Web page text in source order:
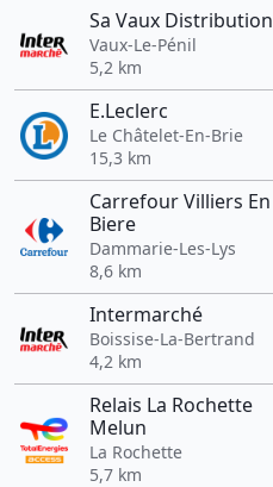
Sa Vaux Distribution
Vaux-Le-Pénil
5,2 km
E.Leclerc
Le Châtelet-En-Brie
15,3 km
Carrefour Villiers En
Biere
Dammarie-Les-Lys
8,6 km
Intermarché
Boissise-La-Bertrand
4,2 km
Relais La Rochette
Melun
La Rochette
5,7 km